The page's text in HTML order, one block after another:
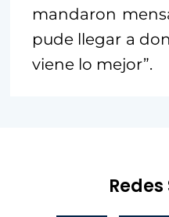
mandaron
pude llegar a
viene lo mejor”.